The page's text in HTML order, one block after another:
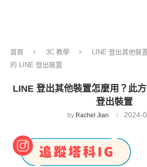
首頁 3C 教學
LINE 登出其他裝
的 LINE 登出裝置
LINE 登出其他裝置怎麼用？此
登出裝置
by Rachel Jian 2024-